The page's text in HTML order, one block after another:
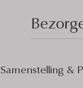
Samenstelling &